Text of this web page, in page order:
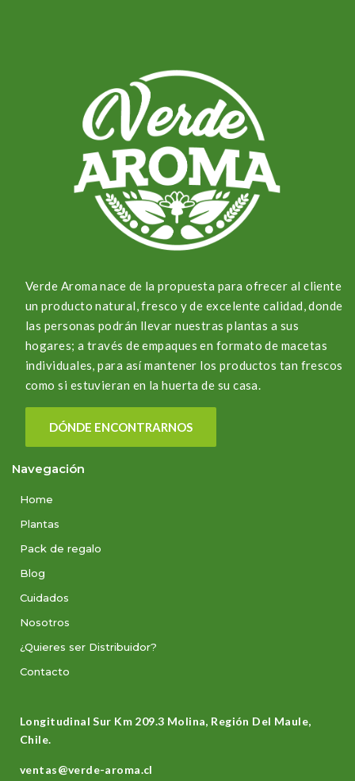
Verde Aroma nace de la propuesta para ofrecer al cliente
un producto natural, fresco y de excelente calidad, donde
las personas podrán llevar nuestras plantas a sus
hogares; a través de empaques en formato de macetas
individuales, para así mantener los productos tan frescos
como si estuvieran en la huerta de su casa.
DÓNDE ENCONTRARNOS
Navegación
Home
Plantas
Pack de regalo
Blog
Cuidados
Nosotros
¿Quieres ser Distribuidor?
Contacto
Longitudinal Sur Km 209.3 Molina, Región Del Maule,
Chile.
ventas@verde-aroma.cl